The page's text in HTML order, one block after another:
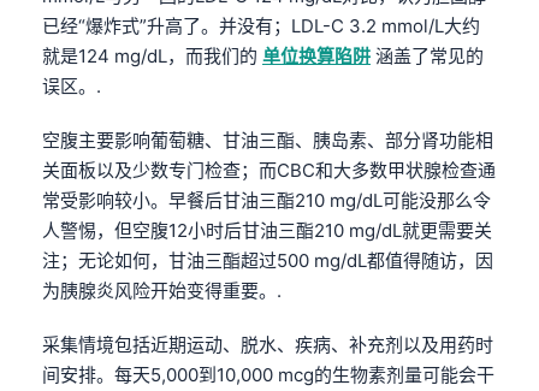
已经“爆炸式”升高了。并没有；LDL-C 3.2 mmol/L大约
就是124 mg/dL，而我们的 单位换算陷阱 涵盖了常见的
误区。.
空腹主要影响葡萄糖、甘油三酯、胰岛素、部分肾功能相
关面板以及少数专门检查；而CBC和大多数甲状腺检查通
常受影响较小。早餐后甘油三酯210 mg/dL可能没那么令
人警惕，但空腹12小时后甘油三酯210 mg/dL就更需要关
注；无论如何，甘油三酯超过500 mg/dL都值得随访，因
为胰腺炎风险开始变得重要。.
采集情境包括近期运动、脱水、疾病、补充剂以及用药时
间安排。每天5,000到10,000 mcg的生物素剂量可能会干